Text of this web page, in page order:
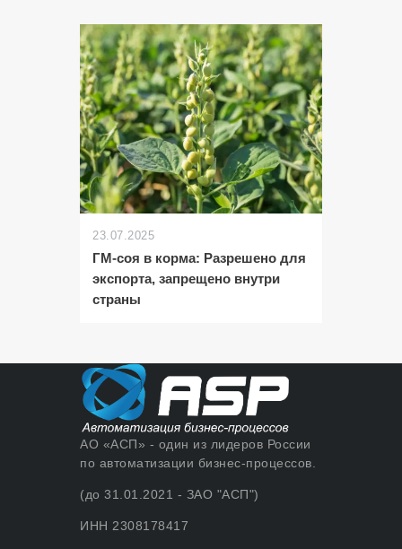
23.07.2025
ГМ-соя в корма: Разрешено для
экспорта, запрещено внутри
страны
АО «АСП» - один из лидеров России
по автоматизации бизнес-процессов.
(до 31.01.2021 - ЗАО "АСП")
ИНН 2308178417